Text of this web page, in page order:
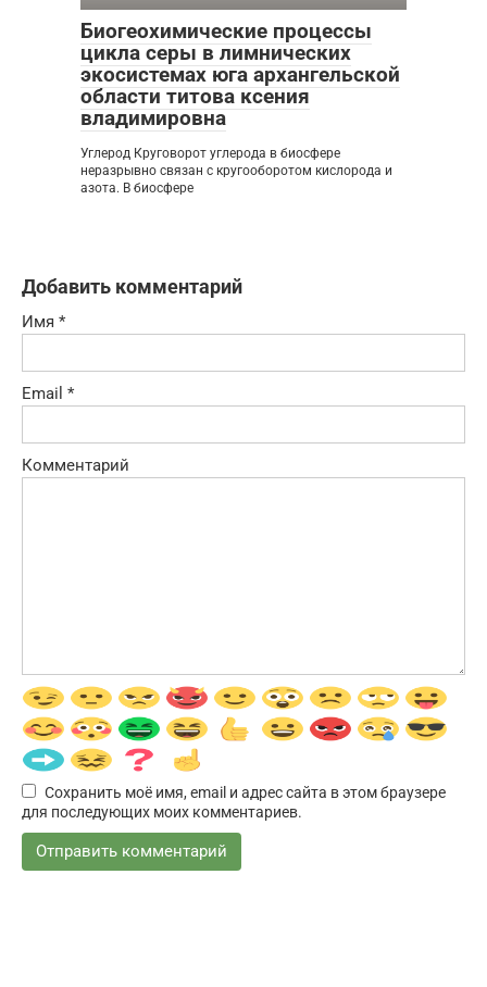
Биогеохимические процессы
цикла серы в лимнических
экосистемах юга архангельской
области титова ксения
владимировна
Углерод Круговорот углерода в биосфере
неразрывно связан с кругооборотом кислорода и
азота. В биосфере
Добавить комментарий
Имя *
Email *
Комментарий
Сохранить моё имя, email и адрес сайта в этом браузере
для последующих моих комментариев.